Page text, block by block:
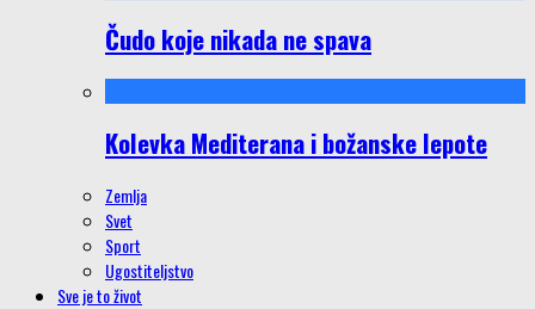
Čudo koje nikada ne spava
Kolevka Mediterana i božanske lepote
Zemlja
Svet
Sport
Ugostiteljstvo
Sve je to život